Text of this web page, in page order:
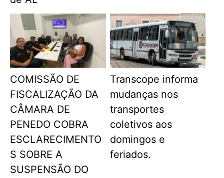
COMISSÃO DE
FISCALIZAÇÃO DA
CÂMARA DE
PENEDO COBRA
ESCLARECIMENTO
S SOBRE A
SUSPENSÃO DO
Transcope informa
mudanças nos
transportes
coletivos aos
domingos e
feriados.